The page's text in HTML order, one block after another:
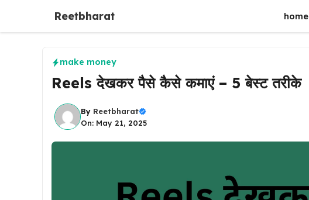
content
Reetbharat home
make money
Reels देखकर पैसे कैसे कमाएं – 5 बेस्ट तरीके
By Reetbharat
On: May 21, 2025